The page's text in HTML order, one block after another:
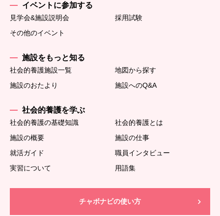
イベントに参加する
見学会&施設説明会
採用試験
その他のイベント
施設をもっと知る
社会的養護施設一覧
地図から探す
施設のおたより
施設へのQ&A
社会的養護を学ぶ
社会的養護の基礎知識
社会的養護とは
施設の概要
施設の仕事
就活ガイド
職員インタビュー
実習について
用語集
チャボナビの使い方